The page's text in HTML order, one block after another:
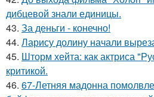
дибцевой знали единицы.
43. За деньги - конечно!
44. Ларису долину начали
45. Шторм хейта: как актриса
критикой.
46. 67-Летняя мадонна